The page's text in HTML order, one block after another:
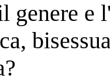
genere e